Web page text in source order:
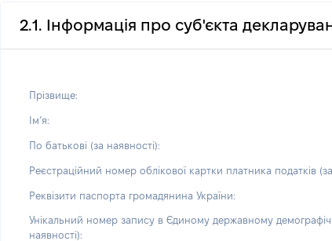
2.1. Інформація про суб'єкта
Прізвище:
Імʼя:
По батькові (за наявності):
Реєстраційний номер облікової картки платника податків
Реквізити паспорта громадянина України:
Унікальний номер запису в Єдиному державному
наявності):